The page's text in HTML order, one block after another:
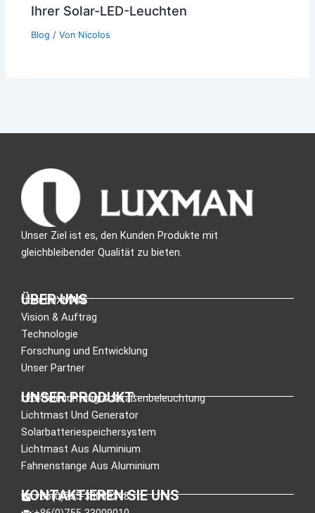
Ihrer Solar-LED-Leuchten
Blog / Von Nicolos
Unser Ziel ist es, den Kunden Produkte mit
gleichbleibender Qualität zu bieten.
ÜBER UNS
Über LUXMAN
Vision & Auftrag
Technologie
Forschung und Entwicklung
Unser Partner
UNSER PRODUKT
LED-Beleuchtung & Straßenbeleuchtung
Lichtmast Und Generator
Solarbatteriespeichersystem
Lichtmast Aus Aluminium
Fahnenstange Aus Aluminium
KONTAKTIEREN SIE UNS
:+86(0)755-33089318